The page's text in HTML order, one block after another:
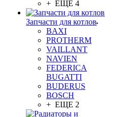
+ ЕЩЕ 4
Запчасти для котлов
BAXI
PROTHERM
VAILLANT
NAVIEN
FEDERICA
BUGATTI
BUDERUS
BOSCH
+ ЕЩЕ 2